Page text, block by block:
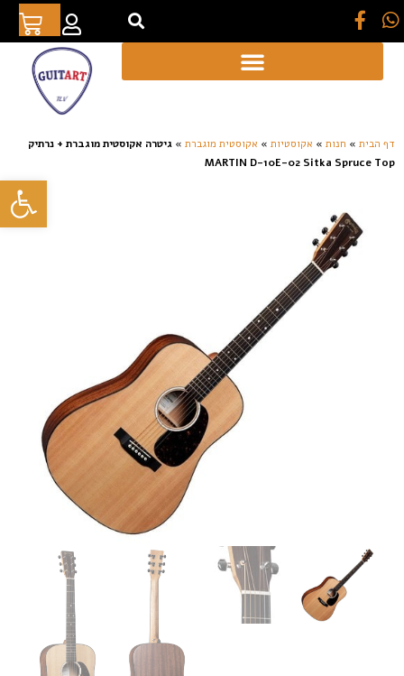
פתח
דף הבית » חנות » אקוסטיות » אקוסטית מוגברת » גיטרה אקוסטית מוגברת + נרתיק
MARTIN D-10E-02 Sitka Spruce Top